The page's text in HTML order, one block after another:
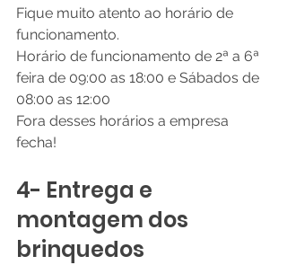
Fique muito atento ao horário de
funcionamento.
Horário de funcionamento de 2ª a 6ª
feira de 09:00 as 18:00 e Sábados de
08:00 as 12:00
Fora desses horários a empresa
fecha!
4- Entrega e
montagem dos
brinquedos